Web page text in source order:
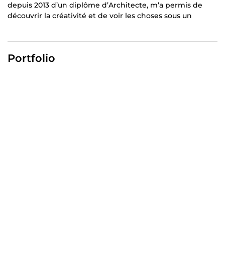
depuis 2013 d’un diplôme d’Architecte, m’a permis de
découvrir la créativité et de voir les choses sous un
Je suis une personne très motivée ; avec des grandes
ambitions. Désireuse d'acquérir plus d'expérience, de
Portfolio